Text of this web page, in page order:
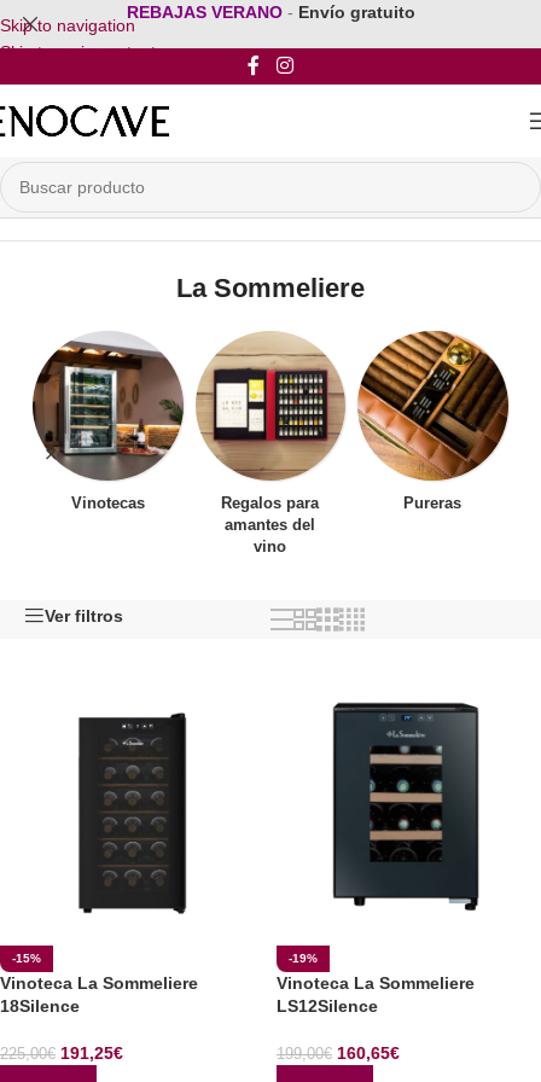
Skip to navigation
Skip to main content
REBAJAS VERANO - Envío gratuito
Inicio/Por Marca/La Sommeliere
La Sommeliere
Vinotecas
Regalos para
amantes del
vino
Pureras
Ver filtros
-15%
Vinoteca La Sommeliere
18Silence
225,00€ 191,25€
-19%
Vinoteca La Sommeliere
LS12Silence
199,00€ 160,65€